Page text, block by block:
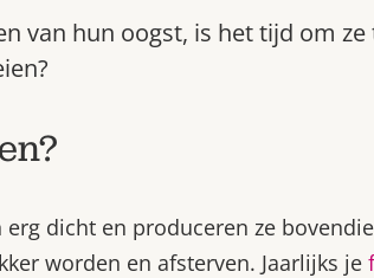
van hun oogst, is het tijd om ze
dicht en produceren ze
worden en afsterven. Jaarlijks je